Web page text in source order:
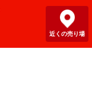
近くの売り場